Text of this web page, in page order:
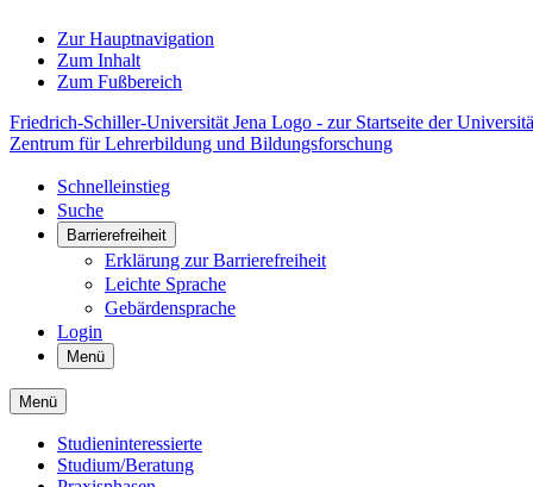
Zur Hauptnavigation
Zum Inhalt
Zum Fußbereich
Friedrich-Schiller-Universität Jena Logo - zur Startseite der
Zentrum für Lehrerbildung und Bildungsforschung
Schnelleinstieg
Suche
Barrierefreiheit
Erklärung zur Barrierefreiheit
Leichte Sprache
Gebärdensprache
Login
Menü
Menü
Studieninteressierte
Studium/Beratung